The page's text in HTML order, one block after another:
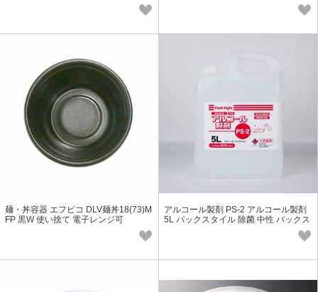
麺・丼容器 エフピコ DLV麺丼18(73)M
FP 黒W 使い捨て 電子レンジ可
アルコール製剤 PS-2 アルコール製剤
5L パックスタイル 除菌 中性 パックス